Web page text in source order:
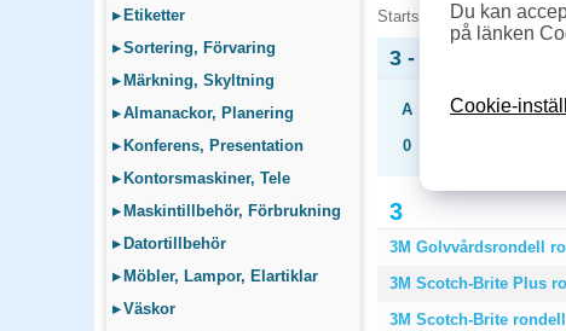
▸ Etiketter
▸Sortering, Förvaring
▸ Märkning, Skyltning
▸Almanackor, Planering
▸ Konferens, Presentation
▸ Kontorsmaskiner, Tele
▸ Maskintillbehör, Förbrukning
▸ Datortillbehör
▸ Möbler, Lampor, Elartiklar
▸Väskor
Startsida »Produkter A-Ö
3 - Produkter A-Ö
A C D E
0
3
3M Golvvårdsrondell
3M Scotch-Brite Plus
3M Scotch-Brite
Du kan
på länken
Cookie-